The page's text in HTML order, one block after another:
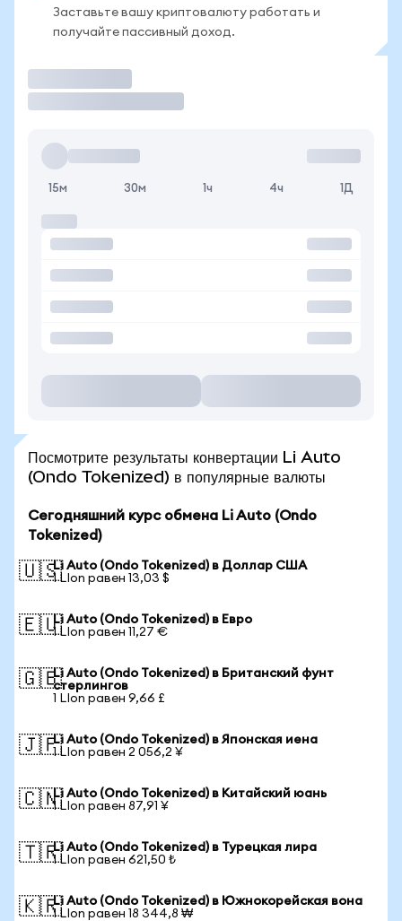
Заставьте вашу криптовалюту работать и
получайте пассивный доход.
15м 30м 1ч 4ч 1Д
Посмотрите результаты конвертации Li Auto
(Ondo Tokenized) в популярные валюты
Сегодняшний курс обмена Li Auto (Ondo
Tokenized)
🇺🇸Li Auto (Ondo Tokenized) в Доллар США
1 LIon равен 13,03 $
🇪🇺Li Auto (Ondo Tokenized) в Евро
1 LIon равен 11,27 €
🇬🇧Li Auto (Ondo Tokenized) в Британский фунт
стерлингов
1 LIon равен 9,66 £
🇯🇵Li Auto (Ondo Tokenized) в Японская иена
1 LIon равен 2 056,2 ¥
🇨🇳Li Auto (Ondo Tokenized) в Китайский юань
1 LIon равен 87,91 ¥
🇹🇷Li Auto (Ondo Tokenized) в Турецкая лира
1 LIon равен 621,50 ₺
🇰🇷Li Auto (Ondo Tokenized) в Южнокорейская вона
1 LIon равен 18 344,8 ₩